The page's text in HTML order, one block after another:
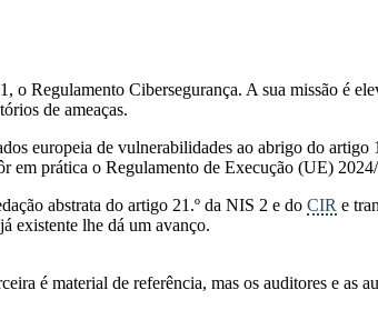
Regulamento Cibersegurança. A sua missão é
de ameaças.
europeia de vulnerabilidades ao abrigo do artigo
em prática o Regulamento de Execução (UE)
abstrata do artigo 21.º da NIS 2 e do CIR e
existente lhe dá um avanço.
é material de referência, mas os auditores e as